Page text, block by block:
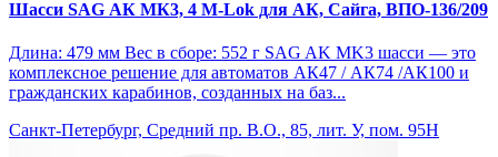
Шасси SAG АК МК3, 4 M-Lok для АК, Сайга, ВПО-136/209
Длина: 479 мм Вес в сборе: 552 г SAG AK MK3 шасси — это
комплексное решение для автоматов АК47 / АК74 /АК100 и
гражданских карабинов, созданных на баз...
Санкт-Петербург, Средний пр. В.О., 85, лит. У, пом. 95Н